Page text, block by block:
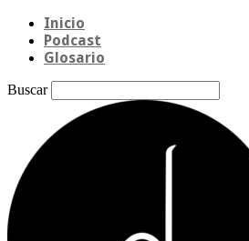
Inicio
Podcast
Glosario
Buscar